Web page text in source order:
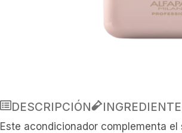
DESCRIPCIÓN
Este acondicionador complementa